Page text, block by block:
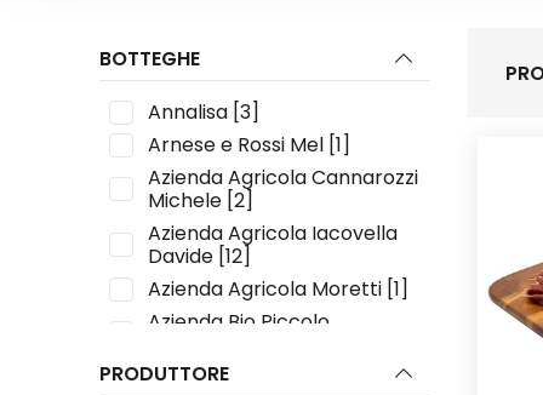
BOTTEGHE
Annalisa [3]
Arnese e Rossi Mel [1]
Azienda Agricola Cannarozzi
Michele [2]
Azienda Agricola Iacovella
Davide [12]
Azienda Agricola Moretti [1]
Azienda Bio Piccolo
Calemone
PRODUTTORE